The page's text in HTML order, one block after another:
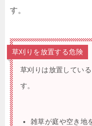
す。
草刈りを放置する危険
草刈りは放置してい
す。
雑草が庭や空き地